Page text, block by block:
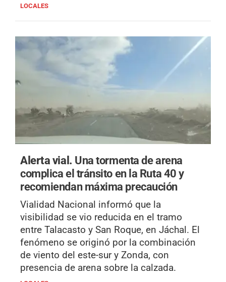
LOCALES
Alerta vial. Una tormenta de arena
complica el tránsito en la Ruta 40 y
recomiendan máxima precaución
Vialidad Nacional informó que la
visibilidad se vio reducida en el tramo
entre Talacasto y San Roque, en Jáchal. El
fenómeno se originó por la combinación
de viento del este-sur y Zonda, con
presencia de arena sobre la calzada.